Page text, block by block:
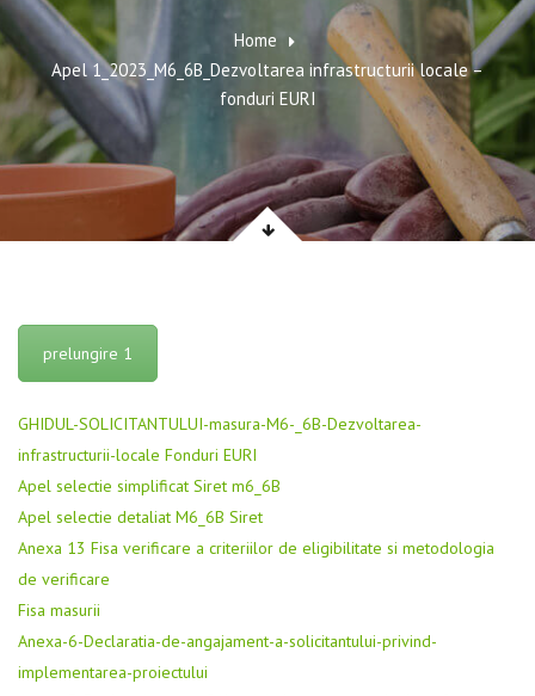
Home
Apel 1_2023_M6_6B_Dezvoltarea infrastructurii locale –
fonduri EURI
prelungire 1
GHIDUL-SOLICITANTULUI-masura-M6-_6B-Dezvoltarea-
infrastructurii-locale Fonduri EURI
Apel selectie simplificat Siret m6_6B
Apel selectie detaliat M6_6B Siret
Anexa 13 Fisa verificare a criteriilor de eligibilitate si metodologia
de verificare
Fisa masurii
Anexa-6-Declaratia-de-angajament-a-solicitantului-privind-
implementarea-proiectului